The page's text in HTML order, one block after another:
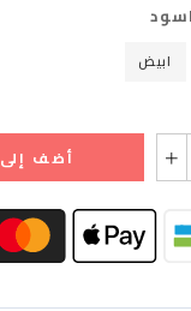
اسود
ابيض
أضف